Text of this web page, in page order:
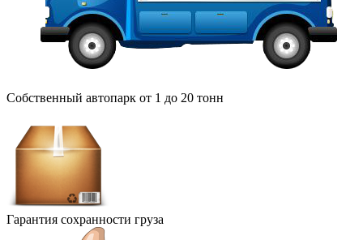
Собственный автопарк от 1 до 20 тонн
Гарантия сохранности груза